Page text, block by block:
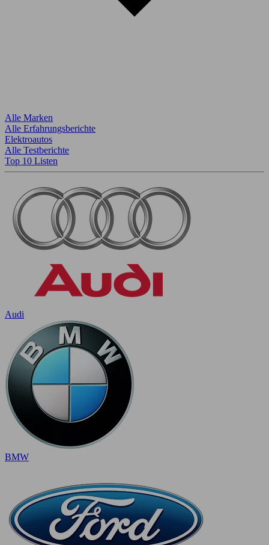
Alle Marken
Alle Erfahrungsberichte
Elektroautos
Alle Testberichte
Top 10 Listen
Audi
BMW